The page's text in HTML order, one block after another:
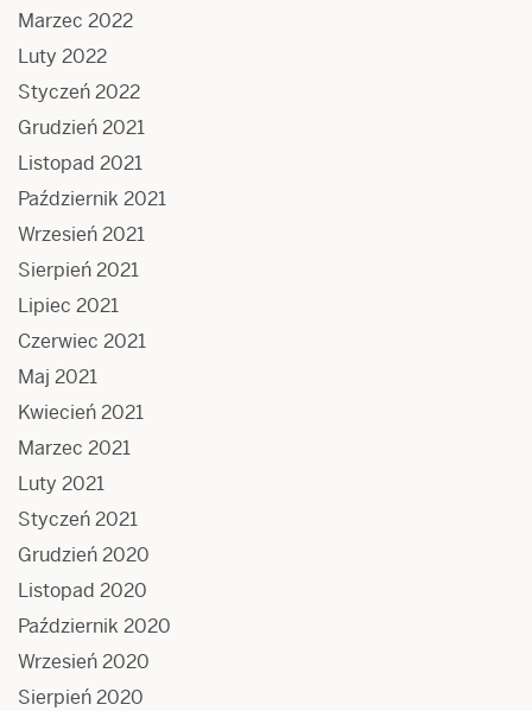
Marzec 2022
Luty 2022
Styczeń 2022
Grudzień 2021
Listopad 2021
Październik 2021
Wrzesień 2021
Sierpień 2021
Lipiec 2021
Czerwiec 2021
Maj 2021
Kwiecień 2021
Marzec 2021
Luty 2021
Styczeń 2021
Grudzień 2020
Listopad 2020
Październik 2020
Wrzesień 2020
Sierpień 2020